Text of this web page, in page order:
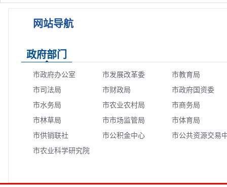
网站导航
政府部门
市政府办公室 市发展改革委
市教育局
市司法局
市财政局
市政府国资委
市水务局
市农业农村局
市商务局
市林草局
市市场监管局
市体育局
市供销联社
市公积金中心
市公共资源交易
市农业科学研究院